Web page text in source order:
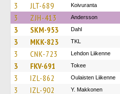
3 JLT-689 Koivuranta
3 ZJH-413 Andersson
3 SKM-953 Dahl
3 MKK-823 TKL
3 CNK-723 Lehdon Liikenne
3 FKV-691 Tokee
3 IZL-862 Oulaisten Liikenne
3 IZL-902 Y. Makkonen